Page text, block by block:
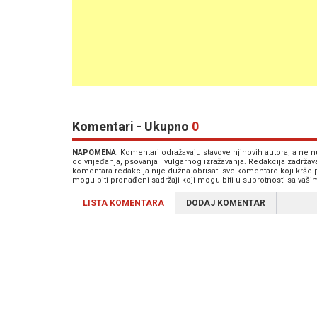
Komentari - Ukupno 0
NAPOMENA: Komentari odražavaju stavove njihovih autora, a
od vrijeđanja, psovanja i vulgarnog izražavanja. Redakcija
komentara redakcija nije dužna obrisati sve komentare koji
mogu biti pronađeni sadržaji koji mogu biti u suprotnosti sa
LISTA KOMENTARA DODAJ KOMENTAR